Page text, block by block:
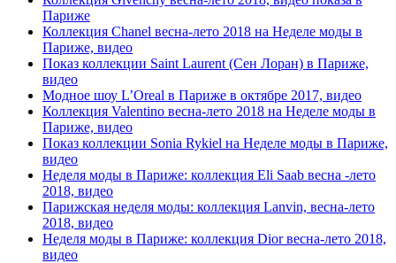
Париже
Коллекция Chanel весна-лето 2018 на Неделе моды в
Париже, видео
Показ коллекции Saint Laurent (Сен Лоран) в Париже,
видео
Модное шоу L’Oreal в Париже в октябре 2017, видео
Коллекция Valentino весна-лето 2018 на Неделе моды в
Париже, видео
Показ коллекции Sonia Rykiel на Неделе моды в Париже,
видео
Неделя моды в Париже: коллекция Eli Saab весна -лето
2018, видео
Парижская неделя моды: коллекция Lanvin, весна-лето
2018, видео
Неделя моды в Париже: коллекция Dior весна-лето 2018,
видео